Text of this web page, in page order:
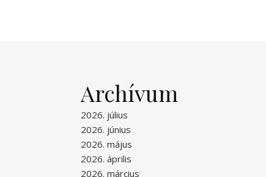
Archívum
2026. július
2026. június
2026. május
2026. április
2026. március